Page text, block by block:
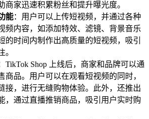
商家迅速积累粉丝和提升曝光度。
能：用户可以上传短视频，并通过各种
频内容，如添加特效、滤镜、背景音乐
的时间内制作出高质量的短视频，吸引
。
TikTok Shop 上线后，商家和品牌可以通
商品。用户可以在观看短视频的同时，
接，进行无缝购物体验。此外，还推出
，通过直播推销商品，吸引用户实时购